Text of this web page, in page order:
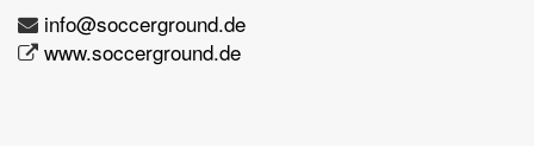
info@soccerground.de
www.soccerground.de